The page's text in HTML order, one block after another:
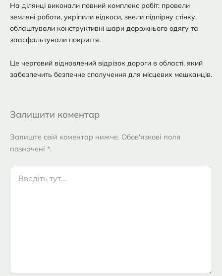
На ділянці виконали повний комплекс робіт: провели
земляні роботи, укріпили відкоси, звели підпірну стінку,
облаштували конструктивні шари дорожнього одягу та
заасфальтували покриття.
Це черговий відновлений відрізок дороги в області, який
забезпечить безпечне сполучення для місцевих мешканців.
Залишити коментар
Залиште свій коментар нижче. Обов'язкові поля
позначені *.
Введіть
тут...